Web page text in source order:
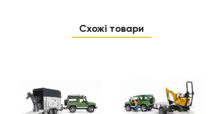
Схожі товари